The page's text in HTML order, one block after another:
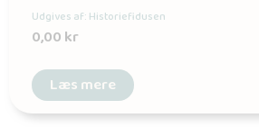
Udgives af: Historiefidusen
0,00kr
Læs mere